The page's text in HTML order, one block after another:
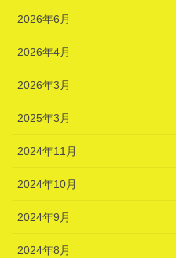
2026年6月
2026年4月
2026年3月
2025年3月
2024年11月
2024年10月
2024年9月
2024年8月